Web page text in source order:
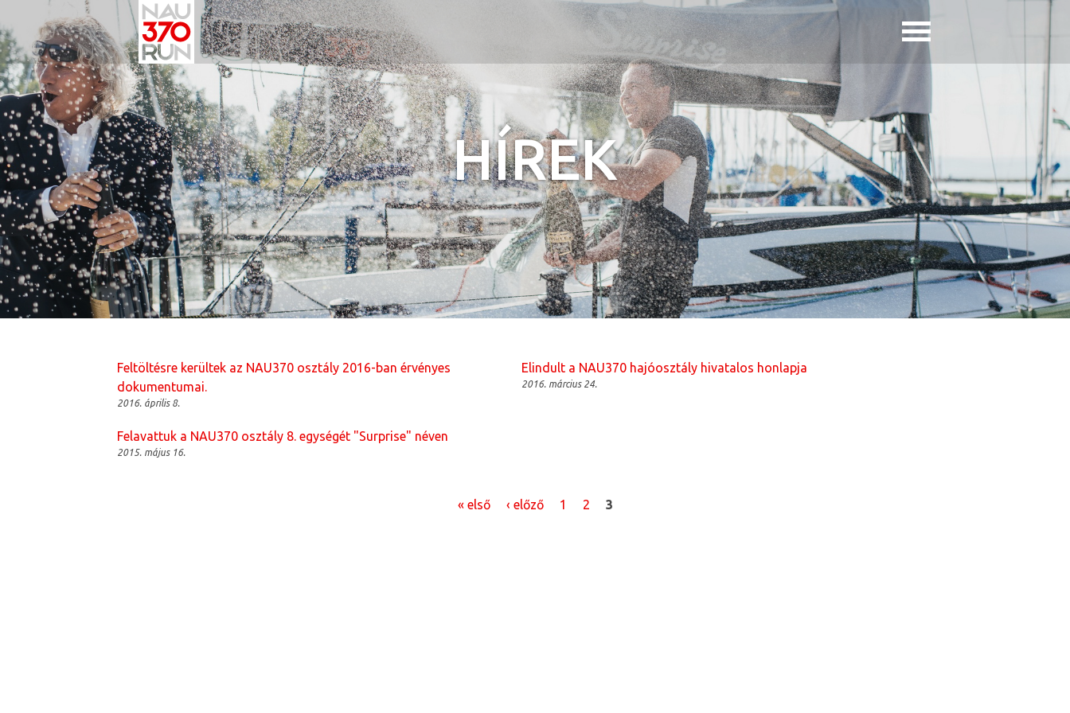
Jump to navigation
HÍREK
Feltöltésre kerültek az NAU370 osztály 2016-ban érvényes
dokumentumai.
2016. április 8.
Elindult a NAU370 hajóosztály hivatalos honlapja
2016. március 24.
Felavattuk a NAU370 osztály 8. egységét "Surprise" néven
2015. május 16.
« első ‹ előző 1 2 3